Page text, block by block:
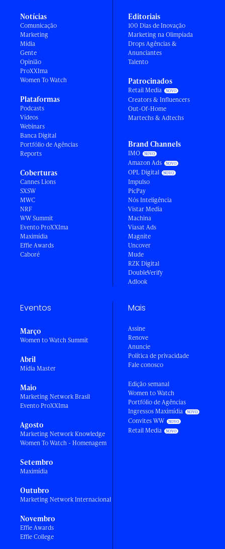
Notícias
Comunicação
Marketing
Mídia
Gente
Opinião
ProXXIma
Women To Watch
Plataformas
Podcasts
Vídeos
Webinars
Banca Digital
Portfólio de Agências
Reports
Coberturas
Cannes Lions
SXSW
MWC
NRF
WW Summit
Evento ProXXIma
Maximídia
Effie Awards
Caboré
Editoriais
100 Dias de Inovação
Marketing na Olimpíada
Drops Agências &
Anunciantes
Talento
Patrocinados
Retail Media
Creators & Influencers
Out-Of-Home
Martechs & Adtechs
Brand Channels
IMO
Amazon Ads
OPL Digital
Impulso
PicPay
Nós Inteligência
Vistar Media
Machina
Viasat Ads
Magnite
Uncover
Mude
RZK Digital
DoubleVerify
Adlook
Eventos
Março
Women to Watch Summit
Abril
Mídia Master
Maio
Marketing Network Brasil
Evento ProXXIma
Agosto
Marketing Network Knowledge
Women To Watch - Homenagem
Setembro
Maximídia
Outubro
Marketing Network Internacional
Novembro
Effie Awards
Effie College
Mais
Assine
Renove
Anuncie
Política de privacidade
Fale conosco
Edição semanal
Women to Watch
Portfólio de Agências
Ingressos Maximídia
Convites WW
Retail Media